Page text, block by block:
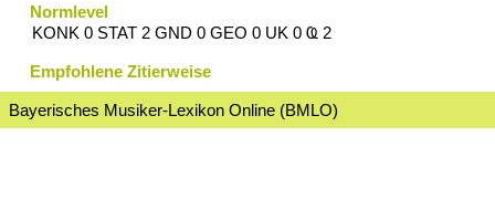
Normlevel
KONK 0 STAT 2 GND 0 GEO 0 UK 0 Ҩ 2
Empfohlene Zitierweise
Bayerisches Musiker-Lexikon Online (BMLO)